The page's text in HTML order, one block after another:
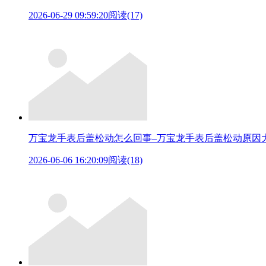
2026-06-29 09:59:20阅读(17)
万宝龙手表后盖松动怎么回事–万宝龙手表后盖松动原因
2026-06-06 16:20:09阅读(18)